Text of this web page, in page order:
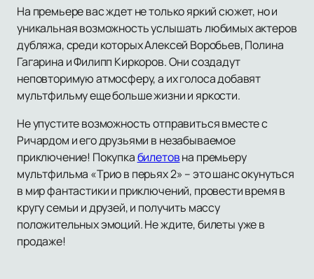
На премьере вас ждет не только яркий сюжет, но и
уникальная возможность услышать любимых актеров
дубляжа, среди которых Алексей Воробьев, Полина
Гагарина и Филипп Киркоров. Они создадут
неповторимую атмосферу, а их голоса добавят
мультфильму еще больше жизни и яркости.
Не упустите возможность отправиться вместе с
Ричардом и его друзьями в незабываемое
приключение! Покупкабилетовна премьеру
мультфильма «Трио в перьях 2» – это шанс окунуться
в мир фантастики и приключений, провести время в
кругу семьи и друзей, и получить массу
положительных эмоций. Не ждите, билеты уже в
продаже!